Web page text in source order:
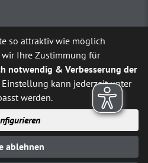
bereitgestellte externe
Ja Immer
Datenschutz
Kontakt
so attraktiv wie möglich
Ihre Zustimmung für
notwendig & Verbesserung der
Einstellung kann jederzeit unter
werden.
ablehnen